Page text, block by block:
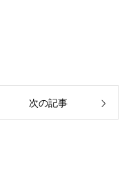
次の記事